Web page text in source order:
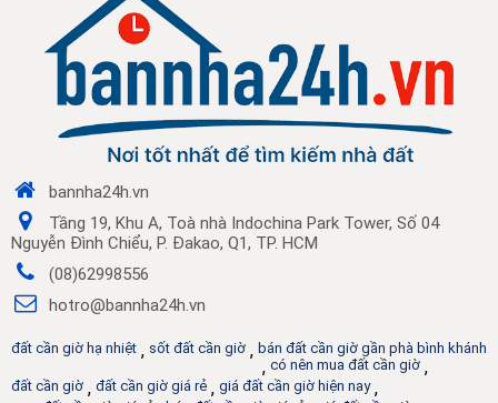
bannha24h.vn
Tầng 19, Khu A, Toà nhà Indochina Park Tower, Số 04
Nguyễn Đình Chiểu, P. Đakao, Q1, TP. HCM
(08)62998556
hotro@bannha24h.vn
đất cần giờ hạ nhiệt , sốt đất cần giờ , bán đất cần giờ gần phà bình khánh
, có nên mua đất cần giờ ,
đất cần giờ , đất cần giờ giá rẻ , giá đất cần giờ hiện nay,